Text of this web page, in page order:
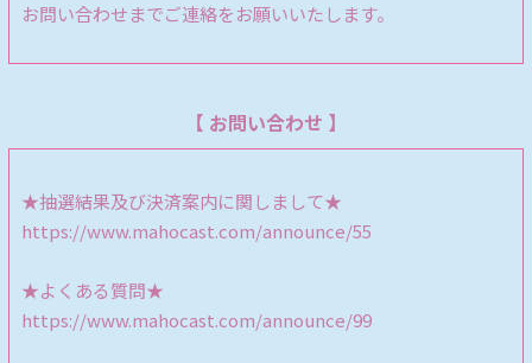
お問い合わせまでご連絡をお願いいたします。
【 お問い合わせ 】
★抽選結果及び決済案内に関しまして★
https://www.mahocast.com/announce/55
★よくある質問★
https://www.mahocast.com/announce/99